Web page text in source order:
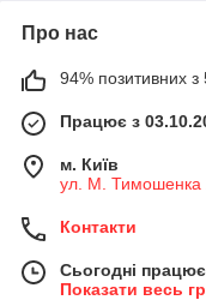
Про нас
94% позитивних з
Працює з
м. Київ
ул. М. Тимошенка
Контакти
Сьогодні
Показати весь